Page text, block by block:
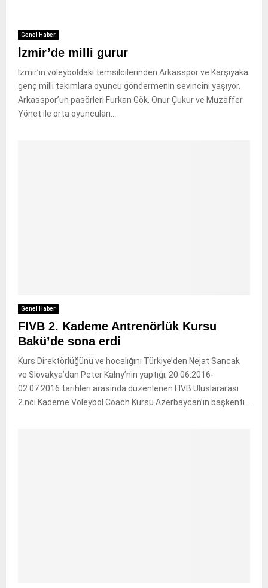
Genel Haber
İzmir’de milli gurur
İzmir’in voleyboldaki temsilcilerinden Arkasspor ve Karşıyaka
genç milli takımlara oyuncu göndermenin sevincini yaşıyor.
Arkasspor’un pasörleri Furkan Gök, Onur Çukur ve Muzaffer
Yönet ile orta oyuncuları...
Genel Haber
FIVB 2. Kademe Antrenörlük Kursu
Bakü’de sona erdi
Kurs Direktörlüğünü ve hocalığını Türkiye’den Nejat Sancak
ve Slovakya’dan Peter Kalny’nin yaptığı; 20.06.2016-
02.07.2016 tarihleri arasında düzenlenen FIVB Uluslararası
2.nci Kademe Voleybol Coach Kursu Azerbaycan’ın başkenti...